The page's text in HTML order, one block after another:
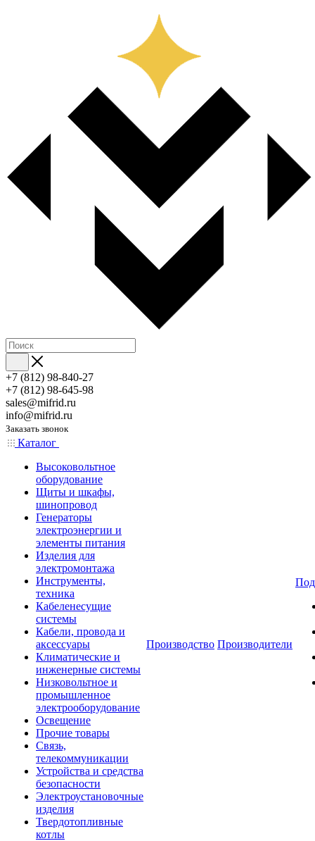
+7 (812) 98-840-27
+7 (812) 98-645-98
sales@mifrid.ru
info@mifrid.ru
Заказать звонок
Каталог
Высоковольтное
оборудование
Щиты и шкафы,
шинопровод
Генераторы
электроэнергии и
элементы питания
Изделия для
электромонтажа
Инструменты,
техника
Кабеленесущие
системы
Кабели, провода и
аксессуары
Климатические и
инженерные системы
Низковольтное и
промышленное
электрооборудование
Освещение
Прочие товары
Связь,
телекоммуникации
Устройства и средства
безопасности
Электроустановочные
изделия
Твердотопливные
котлы
Производство Производители